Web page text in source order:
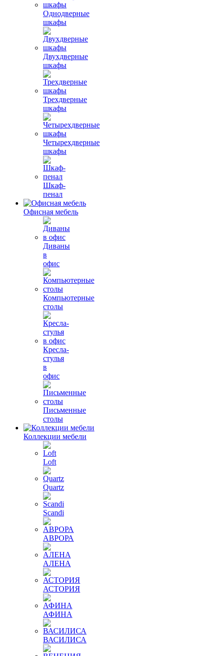
Однодверные
шкафы
Двухдверные
шкафы
Трехдверные
шкафы
Четырехдверные
шкафы
Шкаф-
пенал
Офисная мебель
Диваны
в
офис
Компьютерные
столы
Кресла-
стулья
в
офис
Письменные
столы
Коллекции мебели
Loft
Quartz
Scandi
АВРОРА
АЛЕНА
АСТОРИЯ
АФИНА
ВАСИЛИСА